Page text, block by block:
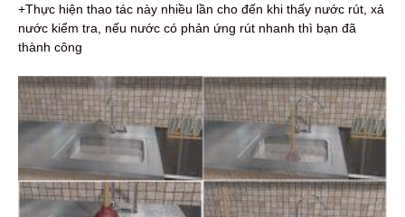
+Thực hiện thao tác này nhiều lần cho đến khi thấy nước rút, xả
nước kiểm tra, nếu nước có phản ứng rút nhanh thì bạn đã
thành công